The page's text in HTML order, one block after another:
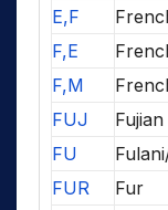
E,F
F,E
F,M
FUJ
Fujian
FU
FUR
Fur